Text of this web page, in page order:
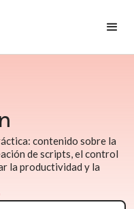
contenido sobre la
de scripts, el control
la productividad y la